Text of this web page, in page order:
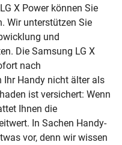
X Power können Sie
Wir unterstützen Sie
und
Die Samsung LG X
nach
Ihr Handy nicht älter als
ist versichert: Wenn
Ihnen die
In Sachen Handy-
vor, denn wir wissen